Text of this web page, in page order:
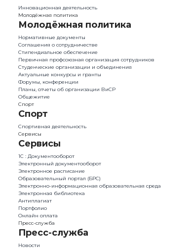
Инновационная деятельность
Молодёжная политика
Молодёжная политика
Нормативные документы
Соглашения о сотрудничестве
Стипендиальное обеспечение
Первичная профсоюзная организация сотрудников
Студенческие организации и объединения
Актуальные конкурсы и гранты
Форумы, конференции
Планы, отчеты об организации ВиСР
Общежитие
Спорт
Спорт
Спортивная деятельность
Сервисы
Сервисы
1С : Документооборот
Электронный документооборот
Электронное расписание
Образовательный портал (БРС)
Электронно-информационная образовательная среда
Электронная библиотека
Антиплагиат
Портфолио
Онлайн оплата
Пресс-служба
Пресс-служба
Новости